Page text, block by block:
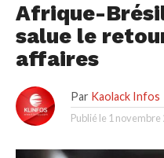
Afrique-
salue le
affaires
Par Kaolack Infos
Publié le 1 novembre